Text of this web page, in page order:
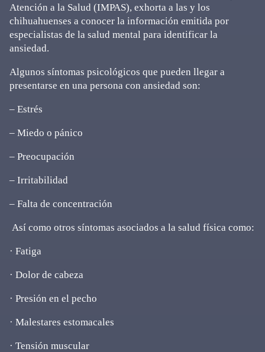
Atención a la Salud (IMPAS), exhorta a las y los
chihuahuenses a conocer la información emitida por
especialistas de la salud mental para identificar la
ansiedad.
Algunos síntomas psicológicos que pueden llegar a
presentarse en una persona con ansiedad son:
– Estrés
– Miedo o pánico
– Preocupación
– Irritabilidad
– Falta de concentración
Así como otros síntomas asociados a la salud física como:
· Fatiga
· Dolor de cabeza
· Presión en el pecho
· Malestares estomacales
· Tensión muscular